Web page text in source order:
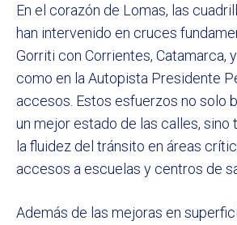
En el corazón de Lomas, las
han intervenido en cruces
Gorriti con Corrientes, Catamarca,
como en la Autopista Presidente
accesos. Estos esfuerzos no solo
un mejor estado de las calles, sino
la fluidez del tránsito en áreas
accesos a escuelas y centros de
Además de las mejoras en